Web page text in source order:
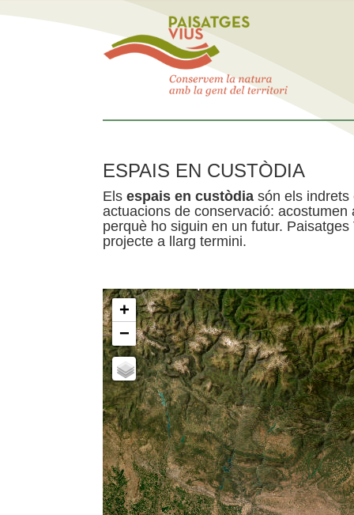
ESPAIS EN CUSTÒDIA
Els espais en custòdia són els indrets
actuacions de conservació:
perquè ho siguin en un futur.
projecte a llarg termini.
+
−